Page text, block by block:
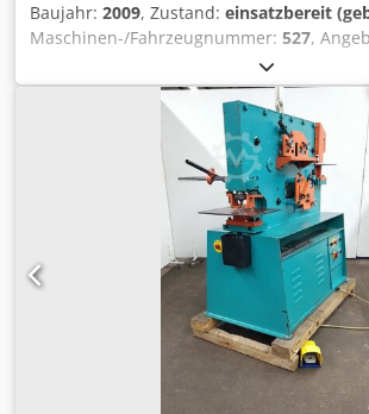
Baujahr: 2009, Zustand: einsatzbereit
Maschinen-/Fahrzeugnummer: 527,
Technische Daten ca.: - Druckleistung 30
Blechdicke 10 mm - max.
Stanzleistung - z.B. Stahlblech : 105 mm
in 5 mm - z.B. VA – Blech : 90 mm in 1,5
mm - Hub 7 - 70 mm - Ausladung 560 mm
120 H/min - Einzelhub / Dauerhub -
Platzbedarf ca. B 8000 x H 1850 x T 1700
1900 kg Chodpfolnkc Usx Afqea - mit: -
Anschlägen - Fusstaster; - Not-Aus-Taster
Stempelschnellwechselvorrichtung -
Stempel und Matrizen